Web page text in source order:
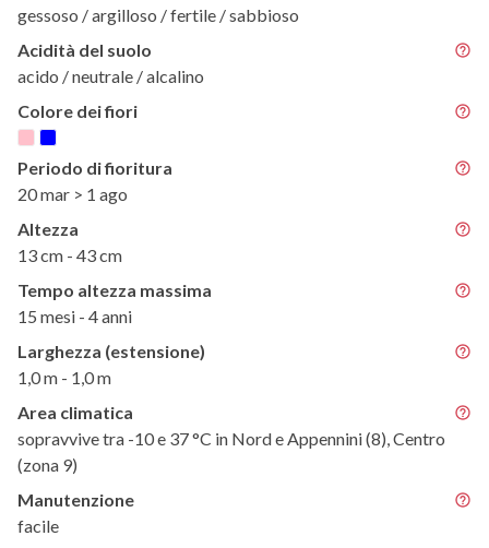
gessoso / argilloso / fertile / sabbioso
Acidità del suolo
acido / neutrale / alcalino
Colore dei fiori
Periodo di fioritura
20 mar > 1 ago
Altezza
13 cm - 43 cm
Tempo altezza massima
15 mesi - 4 anni
Larghezza (estensione)
1,0 m - 1,0 m
Area climatica
sopravvive tra -10 e 37 °C in Nord e Appennini (8), Centro
(zona 9)
Manutenzione
facile